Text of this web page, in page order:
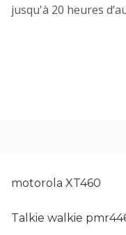
jusqu'à 20 heures
motorola XT460
Talkie walkie